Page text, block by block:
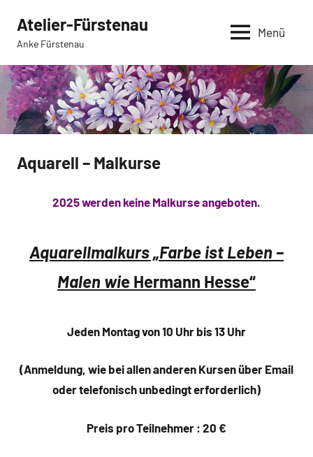
Inhalt
springen
Atelier-Fürstenau
Anke Fürstenau
Menü
Aquarell – Malkurse
2025 werden keine Malkurse angeboten.
Aquarellmalkurs „Farbe ist Leben –
Malen wie Hermann Hesse“
Jeden Montag von 10 Uhr bis 13 Uhr
(Anmeldung, wie bei allen anderen Kursen über Email
oder telefonischunbedingt erforderlich)
Preis pro Teilnehmer : 20 €